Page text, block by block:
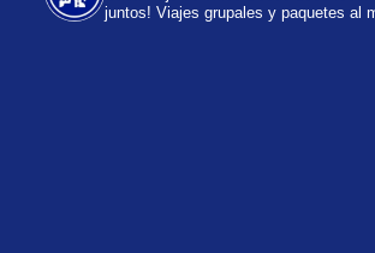
juntos! Viajes grupales y paquetes al